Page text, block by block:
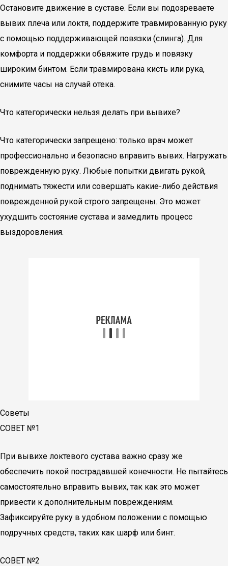
Остановите движение в суставе. Если вы подозреваете
вывих плеча или локтя, поддержите травмированную руку
с помощью поддерживающей повязки (слинга). Для
комфорта и поддержки обвяжите грудь и повязку
широким бинтом. Если травмирована кисть или рука,
снимите часы на случай отека.
Что категорически нельзя делать при вывихе?
Что категорически запрещено: только врач может
профессионально и безопасно вправить вывих. Нагружать
поврежденную руку. Любые попытки двигать рукой,
поднимать тяжести или совершать какие-либо действия
поврежденной рукой строго запрещены. Это может
ухудшить состояние сустава и замедлить процесс
выздоровления.
Советы
СОВЕТ №1
При вывихе локтевого сустава важно сразу же
обеспечить покой пострадавшей конечности. Не пытайтесь
самостоятельно вправить вывих, так как это может
привести к дополнительным повреждениям.
Зафиксируйте руку в удобном положении с помощью
подручных средств, таких как шарф или бинт.
СОВЕТ №2